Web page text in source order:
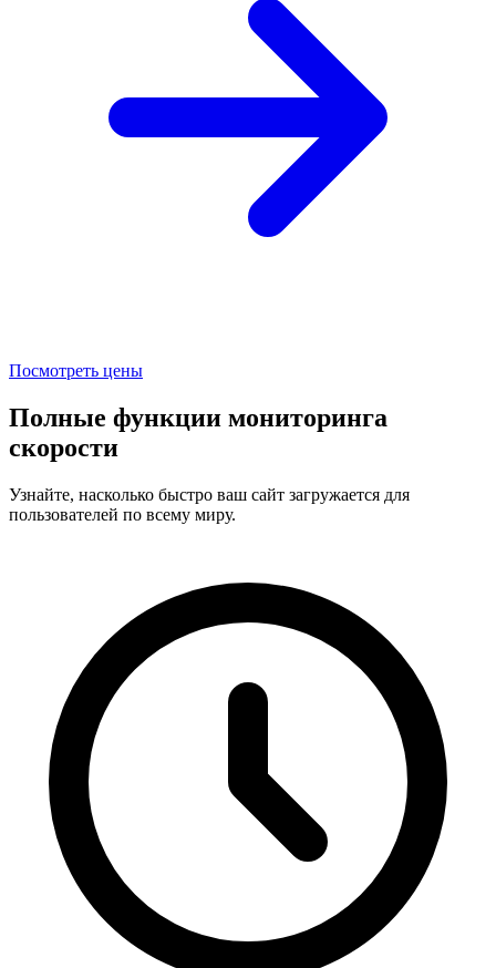
Посмотреть цены
Полные функции мониторинга
скорости
Узнайте, насколько быстро ваш сайт загружается для
пользователей по всему миру.